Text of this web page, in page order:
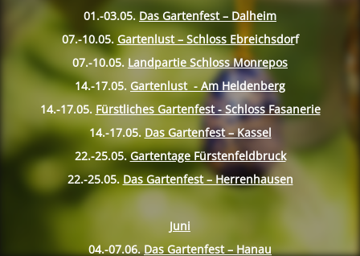
01.-03.05. Das Gartenfest – Dalheim
07.-10.05. Gartenlust – Schloss Ebreichsdorf
07.-10.05. Landpartie Schloss Monrepos
14.-17.05. Gartenlust - Am Heldenberg
14.-17.05. Fürstliches Gartenfest - Schloss Fasanerie
14.-17.05. Das Gartenfest – Kassel
22.-25.05. Gartentage Fürstenfeldbruck
22.-25.05. Das Gartenfest – Herrenhausen
Juni
04.-07.06. Das Gartenfest – Hanau